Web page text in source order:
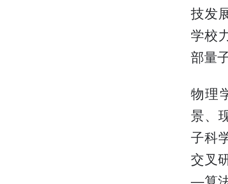
技发
学校
部量
物理
景、
子科
交叉